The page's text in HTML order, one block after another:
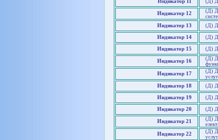
Индикатор 11
(Д)
Индикатор 12
(Д)
Индикатор 13
(Д)
Индикатор 14 (Д)
Индикатор 15 (Д)
Индикатор 16
(Д)
Индикатор 17
(Д)
Индикатор 18
(Д)
Индикатор 19 (Д)
Индикатор 20 (Д)
Индикатор 21
(Д)
Индикатор 22
(Д)